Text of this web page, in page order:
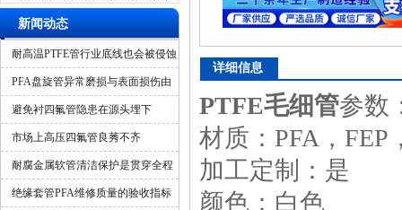
新闻动态
耐高温PTFE管行业底线也会被侵蚀
吗？
PFA盘旋管异常磨损与表面损伤由
什么造成？
避免衬四氟管隐患在源头埋下
市场上高压四氟管良莠不齐
耐腐金属软管清洁保护是贯穿全程
的隐形保障
绝缘套管PFA维修质量的验收指标
详细信息
PTFE毛细管参数
材质：PFA，FEP
加工定制：是
颜色：白色